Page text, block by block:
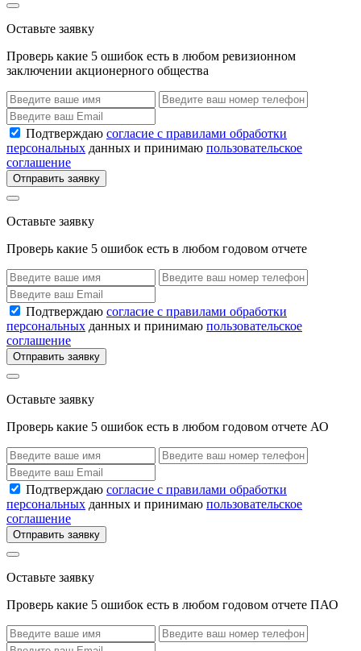
Оставьте заявку
Проверь какие 5 ошибок есть в любом ревизионном
заключении акционерного общества
Подтверждаю согласие с правилами обработки
персональных данных и принимаю пользовательское
соглашение
Отправить заявку
Оставьте заявку
Проверь какие 5 ошибок есть в любом годовом отчете
Подтверждаю согласие с правилами обработки
персональных данных и принимаю пользовательское
соглашение
Отправить заявку
Оставьте заявку
Проверь какие 5 ошибок есть в любом годовом отчете АО
Подтверждаю согласие с правилами обработки
персональных данных и принимаю пользовательское
соглашение
Отправить заявку
Оставьте заявку
Проверь какие 5 ошибок есть в любом годовом отчете ПАО